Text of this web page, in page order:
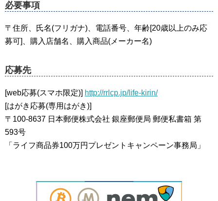
必要事項
〒住所、氏名(フリガナ)、電話番号、年齢[20歳以上のみ応
募可]、購入店舗名、購入商品(メーカー名)
応募先
[web応募(スマホ限定)] http://rrlcp.jp/life-kirin/
[はがき応募(専用はがき)]
〒100-8637 日本郵便株式会社 銀座郵便局 郵便私書箱 第
593号
「ライフ商品券100万円プレゼントキャンペーン事務局」